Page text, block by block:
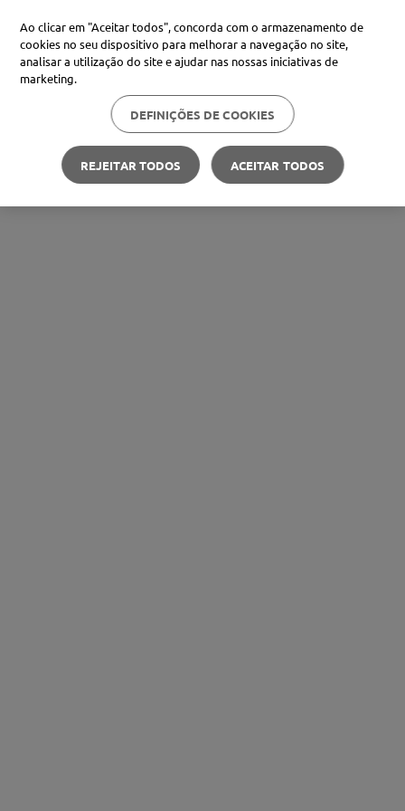
Ao clicar em "Aceitar todos", concorda com o armazenamento de
cookies no seu dispositivo para melhorar a navegação no site,
analisar a utilização do site e ajudar nas nossas iniciativas de
marketing.
DEFINIÇÕES DE COOKIES
REJEITAR TODOS ACEITAR TODOS